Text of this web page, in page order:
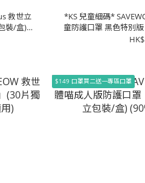
救世立
裝/盒)
*KS 兒童細碼*
童防護口罩 黑色特別
包裝/盒)
$149 口罩買二送一專區口罩